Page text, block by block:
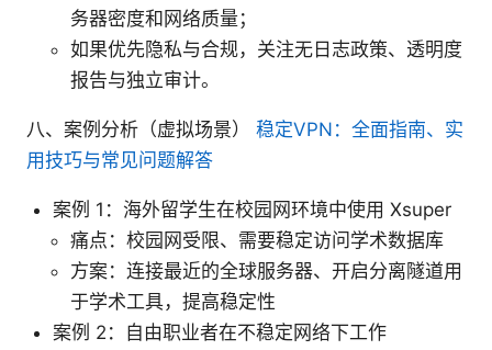
务器密度和网络质量；
如果优先隐私与合规，关注无日志政策、透明度
报告与独立审计。
八、案例分析（虚拟场景） 稳定VPN：全面指南、实
用技巧与常见问题解答
案例 1：海外留学生在校园网环境中使用 Xsuper
痛点：校园网受限、需要稳定访问学术数据库
方案：连接最近的全球服务器、开启分离隧道用
于学术工具，提高稳定性
案例 2：自由职业者在不稳定网络下工作